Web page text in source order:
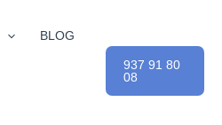
BLOG
937 91 80
08